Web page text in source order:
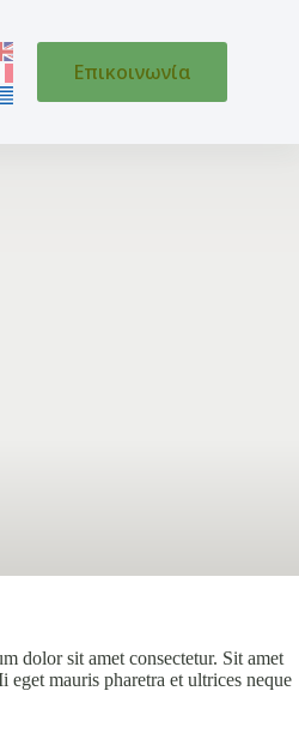
Επικοινωνία
dolor sit amet consectetur. Sit amet
mauris pharetra et ultrices neque